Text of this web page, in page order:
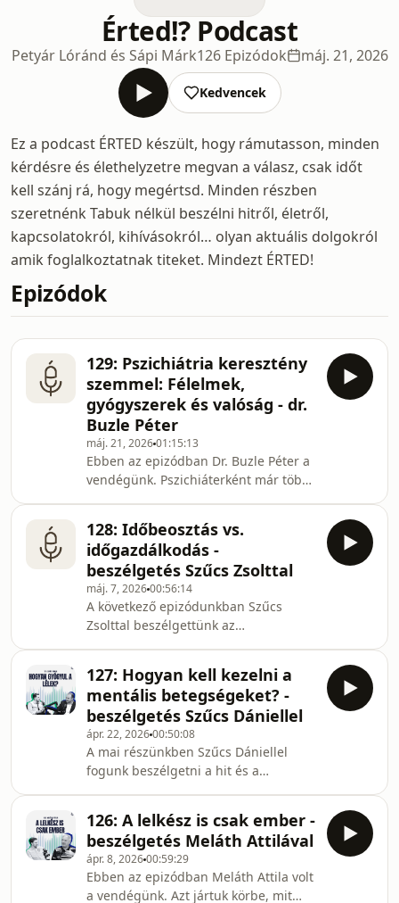
Érted!? Podcast
Petyár Lóránd és Sápi Márk126 Epizódok máj. 21, 2026
Kedvencek
Ez a podcast ÉRTED készült, hogy rámutasson, minden
kérdésre és élethelyzetre megvan a válasz, csak időt
kell szánj rá, hogy megértsd. Minden részben
szeretnénk Tabuk nélkül beszélni hitről, életről,
kapcsolatokról, kihívásokról… olyan aktuális dolgokról
amik foglalkoztatnak titeket. Mindezt ÉRTED!
Epizódok
129: Pszichiátria keresztény
szemmel: Félelmek,
gyógyszerek és valóság - dr.
Buzle Péter
máj. 21, 202601:15:13
Ebben az epizódban Dr. Buzle Péter a
vendégünk. Pszichiáterként már több
keresztényként a pszichiáteri
kezeléshez viszonyuljunk. Tisztáztuk,
mit is jelent önmagában a pszichiátria
és miben különbözik a
pszichológiától. Mi alapján döntsük el,
kihez forduljunk? Mikor elég a
lelkigondozói beszélgetés, vagy
pszichológust kell k
128: Időbeosztás vs.
időgazdálkodás -
beszélgetés Szűcs Zsolttal
máj. 7, 202600:56:14
A következő epizódunkban Szűcs
Zsolttal beszélgettünk az
beszélgetést, hogy kell-e mindenkinek
beosztania az idejét s mi történhet ha
egyáltalán nem vagyunk tudatosak
ebben a témában. Vannak olyan
időrabló tevékenységek, mindsetek,
amelyek anélkül veszik el az időnket
és figyelmünket, hogy észrevennénk
azokat. Szó esett arról, hogy milyen
fon
127: Hogyan kell kezelni a
mentális betegségeket? -
beszélgetés Szűcs Dániellel
ápr. 22, 202600:50:08
A mai részünkben Szűcs Dániellel
fogunk beszélgetni a hit és a
mint a szorongás és a kiégés korai
felismerésének fontosságáról, a
keresztény szemléletű szaksegítség
sajátosságairól, valamint arról a
126: A lelkész is csak ember -
beszélgetés Meláth Attilával
ápr. 8, 202600:59:29
Ebben az epizódban Meláth Attila volt
a vendégünk. Azt jártuk körbe, mit